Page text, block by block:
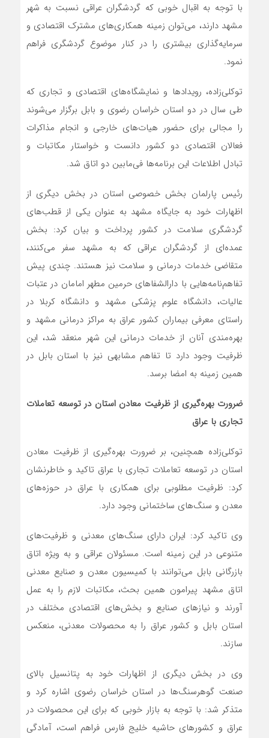
با توجه به اقبال خوبی که گردشگران عراقی نسبت به شهر
مشهد دارند، می‌توان زمینه همکاری‌های مشترک اقتصادی و
سرمایه‌گذاری بیشتری را در کنار موضوع گردشگری فراهم
نمود.
توکلی‌زاده، رویدادها و نمایشگاه‌های اقتصادی و تجاری که
طی سال در دو استان خراسان رضوی و بابل برگزار می‌شوند
را مجالی برای حضور هیات‌های خارجی و انجام مذاکرات
فعالان اقتصادی دو کشور دانست و خواستار مکاتبات و
تبادل اطلاعات این برنامه‌ها فی‌مابین دو اتاق شد.
رئیس پارلمان بخش خصوصی استان در بخش دیگری از
اظهارات خود به جایگاه مشهد به عنوان یکی از قطب‌های
گردشگری سلامت در کشور پرداخت و بیان کرد: بخش
عمده‌ای از گردشگران عراقی که به مشهد سفر می‌کنند،
متقاضی خدمات درمانی و سلامت نیز هستند. چندی پیش
تفاهم‌نامه‌هایی با دارالشفاهای حرمین مطهر امامان در عتبات
عالیات، دانشگاه علوم پزشکی مشهد و دانشگاه کربلا در
راستای معرفی بیماران کشور عراق به مراکز درمانی مشهد و
بهره‌مندی آنان از خدمات درمانی این شهر منعقد شد، این
ظرفیت وجود دارد تا تفاهم مشابهی نیز با استان بابل در
همین زمینه به امضا برسد.
ضرورت بهره‌گیری از ظرفیت‌ معادن استان در توسعه تعاملات
تجاری با عراق
توکلی‌زاده همچنین، بر ضرورت بهره‌گیری از ظرفیت‌ معادن
استان در توسعه تعاملات تجاری با عراق تاکید و خاطرنشان
کرد: ظرفیت مطلوبی برای همکاری با عراق در حوزه‌های
معدن و سنگ‌های ساختمانی وجود دارد.
وی تاکید کرد: ایران دارای سنگ‌های معدنی و ظرفیت‌های
متنوعی در این زمینه است. مسئولان عراقی و به ویژه اتاق
بازرگانی بابل می‌توانند با کمیسیون معدن و صنایع معدنی
اتاق مشهد پیرامون همین بحث، مکاتبات لازم را به عمل
آورند و نیازهای صنایع و بخش‌های اقتصادی مختلف در
استان بابل و کشور عراق را به محصولات معدنی، منعکس
سازند.
وی در بخش دیگری از اظهارات خود به پتانسیل بالای
صنعت گوهرسنگ‌ها در استان خراسان رضوی اشاره کرد و
متذکر شد: با توجه به بازار خوبی که برای این محصولات در
عراق و کشورهای حاشیه خلیج فارس فراهم است، آمادگی